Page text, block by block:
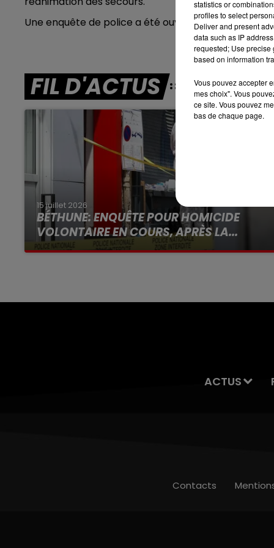
7h00 - 10h00
RDL WEEK-END
Une enquête de police a été ouverte pour
FIL D'ACTUS
15 juillet 2026
BÉTHUNE: ENQUÊTE POUR HOMICIDE
VOLONTAIRE EN COURS, APRÈS LA...
Selon les premiers éléments, le logement
ACTUS
Contacts
statistics or
profiles to select
Deliver and present
data such as IP
requested; Use precise
based on information
Vous pouvez accepter
mes choix". Vous
ce site. Vous pouvez
bas de chaque page.